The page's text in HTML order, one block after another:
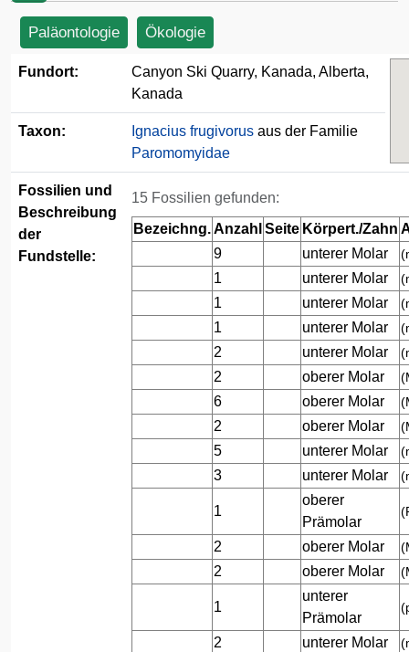
Paläontologie Ökologie
Fundort:
Canyon Ski Quarry, Kanada, Alberta,
Kanada
Taxon: Ignacius frugivorus aus der Familie
Paromomyidae
Fossilien und
Beschreibung
der
Fundstelle:
15 Fossilien gefunden:
Bezeichng.Anzahl Seite Körpert./Zahn
9
unterer Molar
1 unterer Molar
1 unterer Molar
1 unterer Molar
2 unterer Molar
2 oberer Molar
6 oberer Molar
2 oberer Molar
5 unterer Molar
3 unterer Molar
1
oberer
Prämolar
2 oberer Molar
2 oberer Molar
1
unterer
Prämolar
2 unterer Molar